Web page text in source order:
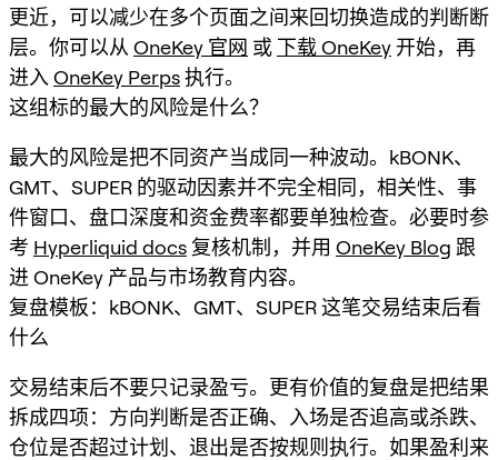
更近，可以减少在多个页面之间来回切换造成的判断断
层。你可以从 OneKey 官网 或 下载 OneKey 开始，再
进入 OneKey Perps执行。
这组标的最大的风险是什么？
最大的风险是把不同资产当成同一种波动。kBONK、
GMT、SUPER 的驱动因素并不完全相同，相关性、事
件窗口、盘口深度和资金费率都要单独检查。必要时参
考 Hyperliquid docs 复核机制，并用 OneKey Blog 跟
进 OneKey 产品与市场教育内容。
复盘模板：kBONK、GMT、SUPER 这笔交易结束后看
什么
交易结束后不要只记录盈亏。更有价值的复盘是把结果
拆成四项：方向判断是否正确、入场是否追高或杀跌、
仓位是否超过计划、退出是否按规则执行。如果盈利来